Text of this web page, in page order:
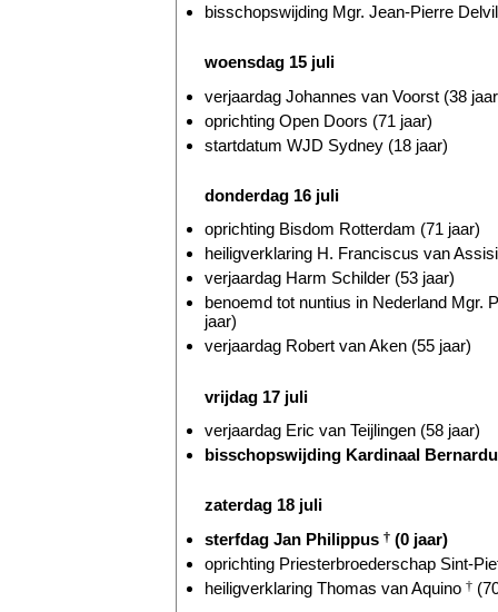
bisschopswijding Mgr. Jean-Pierre
woensdag 15 juli
verjaardag Johannes van Voorst (38
oprichting Open Doors (71 jaar)
startdatum WJD Sydney (18 jaar)
donderdag 16 juli
oprichting Bisdom Rotterdam (71 jaar)
heiligverklaring H. Franciscus van
verjaardag Harm Schilder (53 jaar)
benoemd tot nuntius in Nederland Mgr.
jaar)
verjaardag Robert van Aken (55 jaar)
vrijdag 17 juli
verjaardag Eric van Teijlingen (58 jaar)
bisschopswijding Kardinaal
zaterdag 18 juli
sterfdag Jan Philippus † (0 jaar)
oprichting Priesterbroederschap Sint-
heiligverklaring Thomas van Aquino †